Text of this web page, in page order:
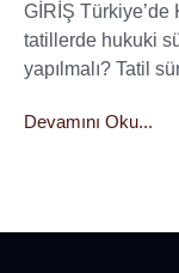
GİRİŞ Türkiye’de
tatillerde hukuki
yapılmalı? Tatil
Devamını Oku...